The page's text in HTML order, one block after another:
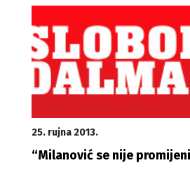
25. rujna 2013.
“Milanović se nije